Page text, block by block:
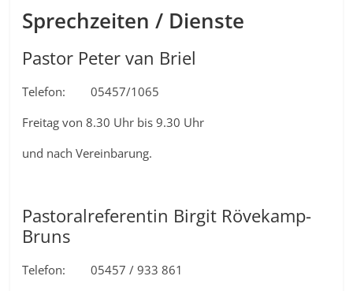
Sprechzeiten / Dienste
Pastor Peter van Briel
Telefon: 05457/1065
Freitag von 8.30 Uhr bis 9.30 Uhr
und nach Vereinbarung.
Pastoralreferentin Birgit Rövekamp-
Bruns
Telefon: 05457 / 933 861